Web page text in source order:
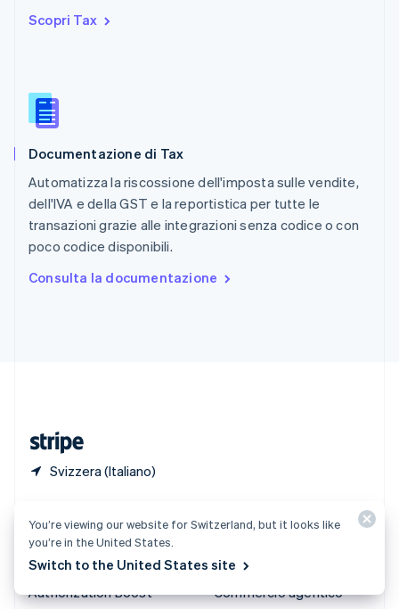
Scopri Tax
Documentazione di Tax
Automatizza la riscossione dell'imposta sulle vendite,
dell'IVA e della GST e la reportistica per tutte le
transazioni grazie alle integrazioni senza codice o con
poco codice disponibili.
Consulta la documentazione
Svizzera (Italiano)
English
English
Singapore
Slovacchia
English
Slovenia
EnglishItaliano
Spagna
EspañolEnglish
English Español简体中文
Tariffe
Atlas
Authorization Boost
Start-up
Commercio agentico
You’re viewing our website for Switzerland, but it looks like
you’re in the United States.
Switch to the United States site